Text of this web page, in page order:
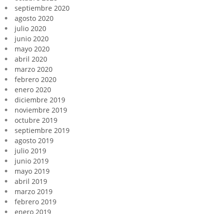
septiembre 2020
agosto 2020
julio 2020
junio 2020
mayo 2020
abril 2020
marzo 2020
febrero 2020
enero 2020
diciembre 2019
noviembre 2019
octubre 2019
septiembre 2019
agosto 2019
julio 2019
junio 2019
mayo 2019
abril 2019
marzo 2019
febrero 2019
enero 2019